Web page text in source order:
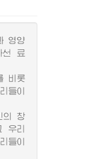
영양
선 료
비롯
들이
의 창
우리
들이